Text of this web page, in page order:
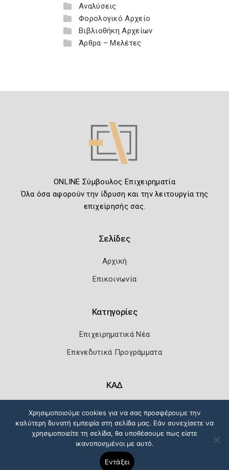
Αναλύσεις
Φορολογικό Αρχείο
Βιβλιοθήκη Αρχείων
Άρθρα – Μελέτες
ONLINE Σύμβουλος Επιχειρηματία
Όλα όσα αφορούν την ίδρυση και την λειτουργία της
επιχείρησής σας.
Σελίδες
Αρχική
Επικοινωνία
Κατηγορίες
Επιχειρηματικά Νέα
Επενεδυτικά Προγράμματα
ΚΑΔ
Πολιτική Ασφάλειας Όροι Χρήσης
Χρησιμοποιούμε cookies για να σας προσφέρουμε την
καλύτερη δυνατή εμπειρία στη σελίδα μας. Εάν συνεχίσετε να
χρησιμοποιείτε τη σελίδα, θα υποθέσουμε πως είστε
ικανοποιημένοι με αυτό.
Εντάξει